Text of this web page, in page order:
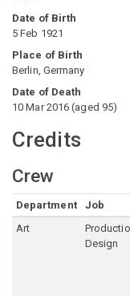
Date of Birth
5 Feb 1921
Place of Birth
Berlin, Germany
Date of Death
10 Mar 2016 (aged 95)
Credits
Crew
Department Job
Art
Design